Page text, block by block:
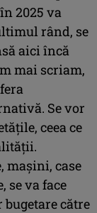
2025 va
rând, se
aici încă
mai scriam,
Se vor
ceea ce
mașini, case
se va face
către